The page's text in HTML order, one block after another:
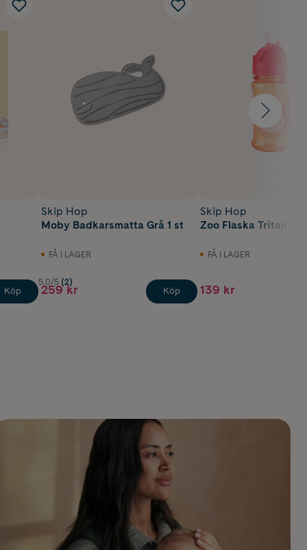
Köp
Skip Hop
Moby Badkarsmatta Grå 1 st
FÅ I LAGER
5.0/5 (2)
259 kr Köp
Skip Hop
Zoo Flaska Tritan
FÅ I LAGER
139 kr